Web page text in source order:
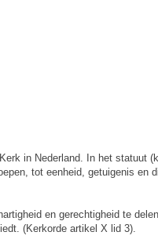
in Nederland. In het statuut
tot eenheid, getuigenis en
en gerechtigheid te
(Kerkorde artikel X lid 3).